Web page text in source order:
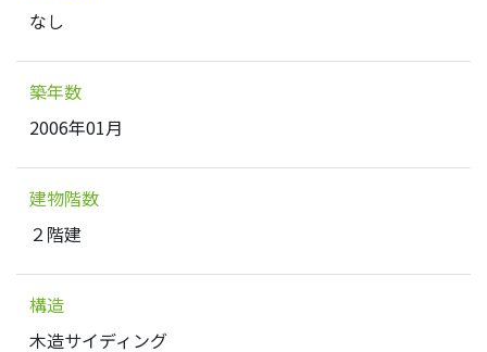
なし
築年数
2006年01月
建物階数
２階建
構造
木造サイディング